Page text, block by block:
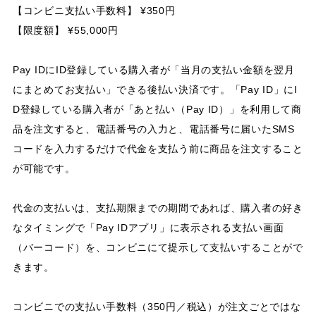
【コンビニ支払い手数料】 ¥350円
【限度額】 ¥55,000円
Pay IDにID登録している購入者が「当月の支払い金額を翌月
にまとめてお支払い」できる後払い決済です。「Pay ID」にI
D登録している購入者が「あと払い（Pay ID）」を利用して商
品を注文すると、電話番号の入力と、電話番号に届いたSMS
コードを入力するだけで代金を支払う前に商品を注文すること
が可能です。
代金の支払いは、支払期限までの期間であれば、購入者の好き
なタイミングで「Pay IDアプリ」に表示される支払い画面
（バーコード）を、コンビニにて提示して支払いすることがで
きます。
コンビニでの支払い手数料（350円／税込）が注文ごとではな